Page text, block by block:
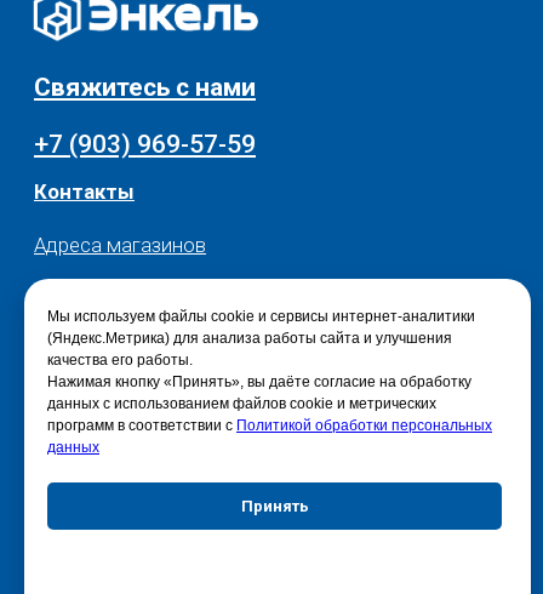
Мы используем файлы cookie и сервисы интернет-аналитики
(Яндекс.Метрика) для анализа работы сайта и улучшения
качества его работы.
Нажимая кнопку «Принять», вы даёте согласие на обработку
данных с использованием файлов cookie и метрических
программ в соответствии с Политикой обработки персональных
данных
Принять
© 2025 - Интернет-магазин Enkelshop.ru